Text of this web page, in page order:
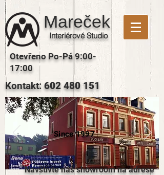
Mareček
Interiérové Studio
Otevřeno Po-Pá 9:00-
17:00
Kontakt:602 480 151
Since 1997
Navštivte náš showroom na adrese